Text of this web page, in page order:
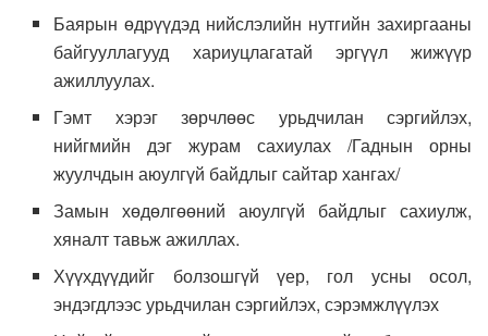
Баярын өдрүүдэд нийслэлийн нутгийн захиргааны
байгууллагууд хариуцлагатай эргүүл жижүүр
ажиллуулах.
Гэмт хэрэг зөрчлөөс урьдчилан сэргийлэх,
нийгмийн дэг журам сахиулах /Гаднын орны
жуулчдын аюулгүй байдлыг сайтар хангах/
Замын хөдөлгөөний аюулгүй байдлыг сахиулж,
хяналт тавьж ажиллах.
Хүүхдүүдийг болзошгүй үер, гол усны осол,
эндэгдлээс урьдчилан сэргийлэх, сэрэмжлүүлэх